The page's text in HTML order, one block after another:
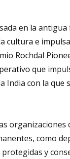
en la
cultura e
Rochdal
que
India con la
organizaciones
como
y